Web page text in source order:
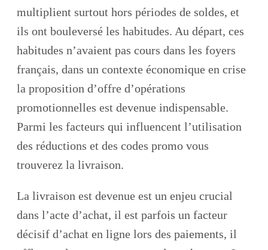
multiplient surtout hors périodes de soldes, et
ils ont bouleversé les habitudes. Au départ, ces
habitudes n’avaient pas cours dans les foyers
français, dans un contexte économique en crise
la proposition d’offre d’opérations
promotionnelles est devenue indispensable.
Parmi les facteurs qui influencent l’utilisation
des réductions et des codes promo vous
trouverez la livraison.
La livraison est devenue est un enjeu crucial
dans l’acte d’achat, il est parfois un facteur
décisif d’achat en ligne lors des paiements, il